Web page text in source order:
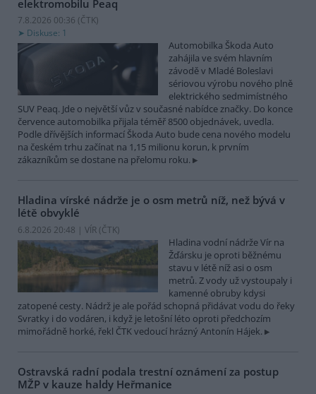
elektromobilu Peaq
7.8.2026 00:36 (ČTK)
Diskuse: 1
Automobilka Škoda Auto
zahájila ve svém hlavním
závodě v Mladé Boleslavi
sériovou výrobu nového plně
elektrického sedmimístného
SUV Peaq. Jde o největší vůz v současné nabídce značky. Do konce
července automobilka přijala téměř 8500 objednávek, uvedla.
Podle dřívějších informací Škoda Auto bude cena nového modelu
na českém trhu začínat na 1,15 milionu korun, k prvním
zákazníkům se dostane na přelomu roku.
Hladina vírské nádrže je o osm metrů níž, než bývá v
létě obvyklé
6.8.2026 20:48 | VÍR (ČTK)
Hladina vodní nádrže Vír na
Žďársku je oproti běžnému
stavu v létě níž asi o osm
metrů. Z vody už vystoupaly i
kamenné obruby kdysi
zatopené cesty. Nádrž je ale pořád schopná přidávat vodu do řeky
Svratky i do vodáren, i když je letošní léto oproti předchozím
mimořádně horké, řekl ČTK vedoucí hrázný Antonín Hájek.
Ostravská radní podala trestní oznámení za postup
MŽP v kauze haldy Heřmanice